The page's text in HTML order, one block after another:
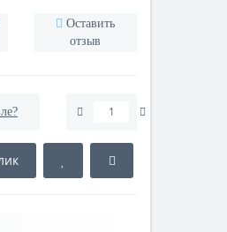
Оставить
отзыв